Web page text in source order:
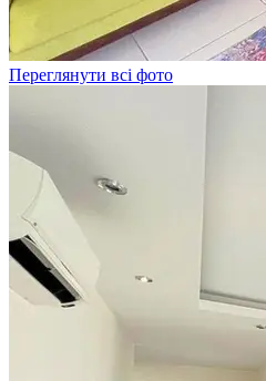
Переглянути всі фото